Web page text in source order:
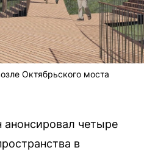
Октябрьского моста
четыре
в